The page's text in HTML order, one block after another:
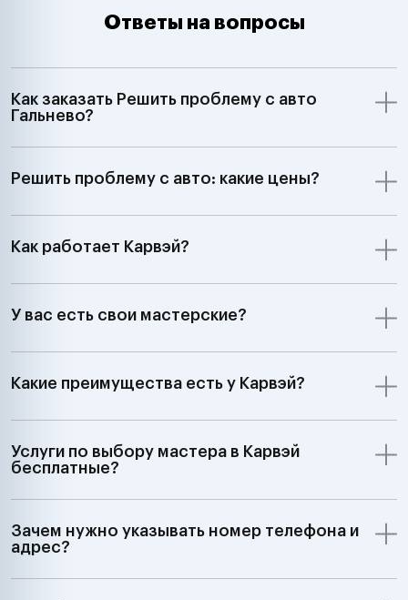
Ответы на вопросы
Как заказать Решить проблему с авто
Гальнево?
Решить проблему с авто: какие цены?
Как работает Карвэй?
У вас есть свои мастерские?
Какие преимущества есть у Карвэй?
Услуги по выбору мастера в Карвэй
бесплатные?
Зачем нужно указывать номер телефона и
адрес?